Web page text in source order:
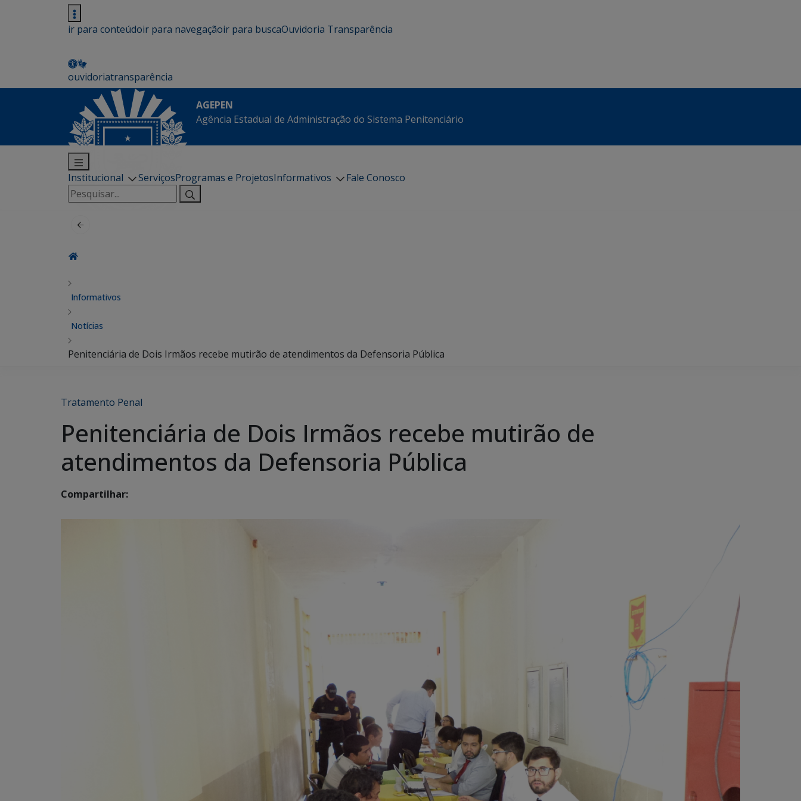
ir para conteúdoir para navegaçãoir para buscaOuvidoria Transparência
ouvidoriatransparência
AGEPEN
Agência Estadual de Administração do Sistema Penitenciário
Institucional ServiçosProgramas e ProjetosInformativos
Fale Conosco
Pesquisar
por:
Informativos
Notícias
Penitenciária de Dois Irmãos recebe mutirão de atendimentos da Defensoria Pública
Tratamento Penal
Penitenciária de Dois Irmãos recebe mutirão de
atendimentos da Defensoria Pública
Compartilhar: